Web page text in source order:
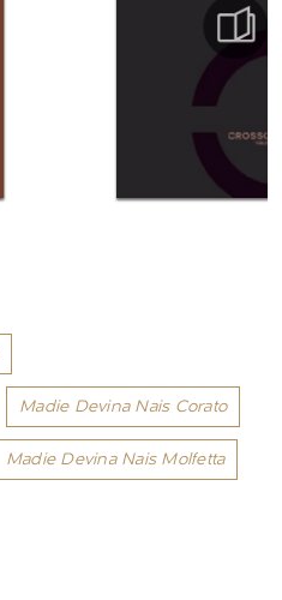
Madie Devina Nais Corato
Madie Devina Nais Molfetta